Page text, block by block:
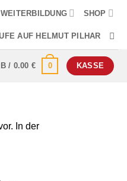
WEITERBILDUNG SHOP
AUF HELMUT PILHAR
/ 0.00 € 0 KASSE
In der